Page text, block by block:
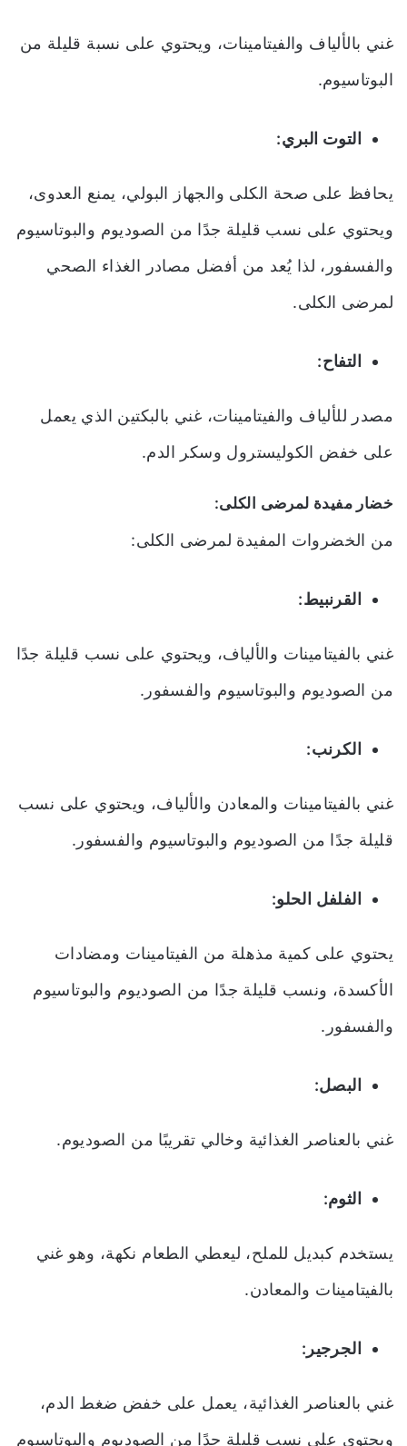
غني بالألياف والفيتامينات، ويحتوي على نسبة قليلة من
البوتاسيوم.
التوت البري:
يحافظ على صحة الكلى والجهاز البولي، يمنع العدوى،
ويحتوي على نسب قليلة جدًا من الصوديوم والبوتاسيوم
والفسفور، لذا يُعد من أفضل مصادر الغذاء الصحي
لمرضى الكلى.
التفاح:
مصدر للألياف والفيتامينات، غني بالبكتين الذي يعمل
على خفض الكوليسترول وسكر الدم.
خضار مفيدة لمرضى الكلى:
من الخضروات المفيدة لمرضى الكلى:
القرنبيط:
غني بالفيتامينات والألياف، ويحتوي على نسب قليلة جدًا
من الصوديوم والبوتاسيوم والفسفور.
الكرنب:
غني بالفيتامينات والمعادن والألياف، ويحتوي على نسب
قليلة جدًا من الصوديوم والبوتاسيوم والفسفور.
الفلفل الحلو:
يحتوي على كمية مذهلة من الفيتامينات ومضادات
الأكسدة، ونسب قليلة جدًا من الصوديوم والبوتاسيوم
والفسفور.
البصل:
غني بالعناصر الغذائية وخالي تقريبًا من الصوديوم.
الثوم:
يستخدم كبديل للملح، ليعطي الطعام نكهة، وهو غني
بالفيتامينات والمعادن.
الجرجير:
غني بالعناصر الغذائية، يعمل على خفض ضغط الدم،
ويحتوي على نسب قليلة جدًا من الصوديوم والبوتاسيوم